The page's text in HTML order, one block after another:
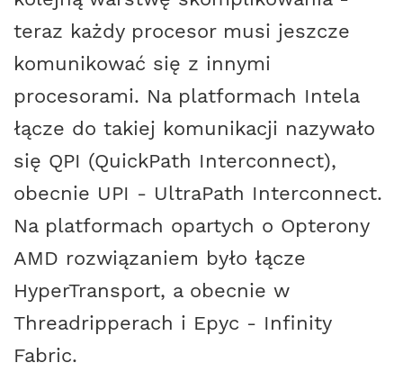
teraz każdy procesor musi jeszcze
komunikować się z innymi
procesorami. Na platformach Intela
łącze do takiej komunikacji nazywało
się QPI (QuickPath Interconnect),
obecnie UPI - UltraPath Interconnect.
Na platformach opartych o Opterony
AMD rozwiązaniem było łącze
HyperTransport, a obecnie w
Threadripperach i Epyc - Infinity
Fabric.